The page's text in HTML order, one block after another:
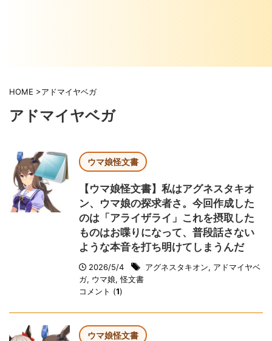
HOME >アドマイヤベガ
アドマイヤベガ
ウマ娘怪文書
【ウマ娘怪文書】私はアグネスタキオ
ン、ウマ娘の探求者さ。今回作成した
のは「アライザライ」これを摂取した
ものはお喋りになって、普段話さない
ような本音を打ち明けてしまうんだ
2026/5/4 アグネスタキオン, アドマイヤベ
ガ, ウマ娘,怪文書
コメント (1)
ウマ娘怪文書